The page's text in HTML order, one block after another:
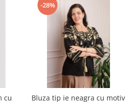
cu
-28%
Bluza tip ie neagra cu motiv